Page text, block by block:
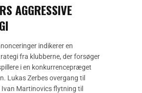
AGGRESSIVE
indikerer en
fra klubberne, der forsøger
i en konkurrencepræget
Lukas Zerbes overgang til
Ivan Martinovics flytning til